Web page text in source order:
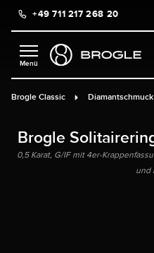
springen
+49 711 217 268 20
Brogle Classic Diamantschmuck
Brogle
0,5 Karat, G/IF mit 4er-
und